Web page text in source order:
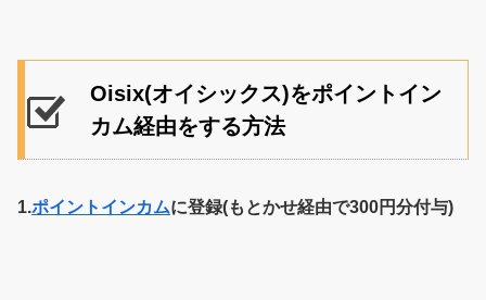
Oisix(オイシックス)をポイントイン
カム経由をする方法
1.ポイントインカムに登録(もとかせ経由で300円分付与)